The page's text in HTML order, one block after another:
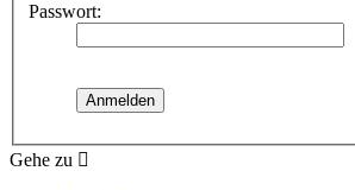
Passwort:
Gehe zu